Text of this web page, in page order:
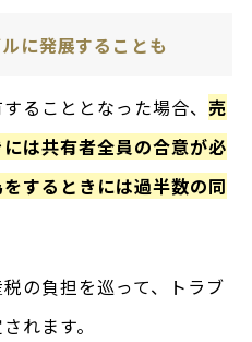
に発展することも
ることとなった場合、 売
は共有者全員の合意が必
するときには過半数の同
の負担を巡って、トラブ
れます。